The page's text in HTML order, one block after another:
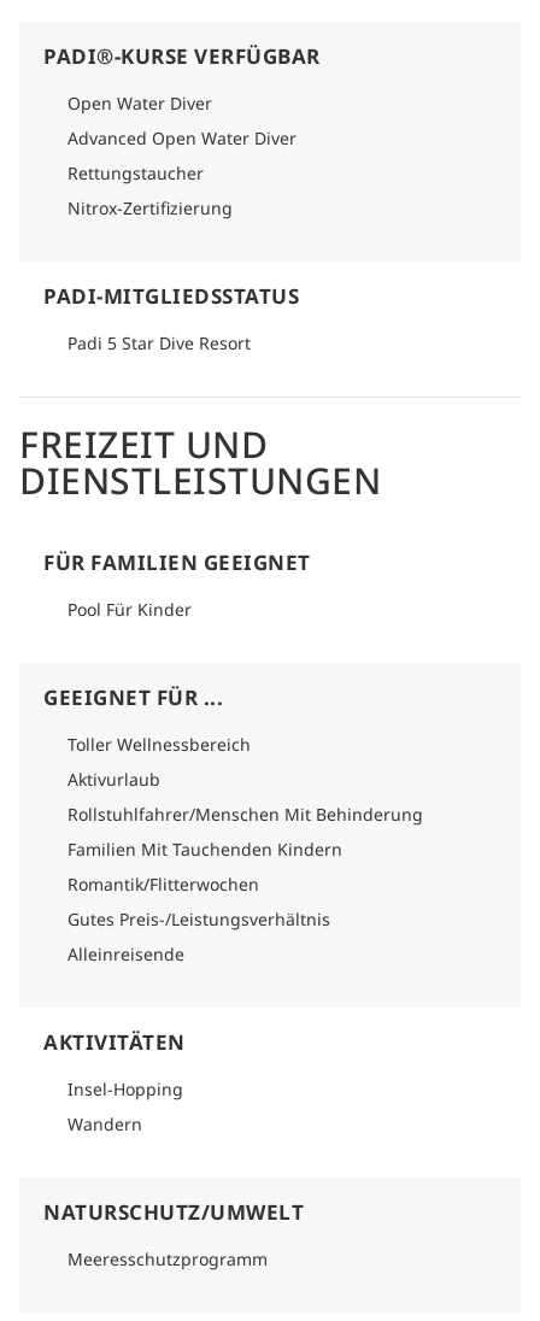
PADI®-KURSE VERFÜGBAR
Open Water Diver
Advanced Open Water Diver
Rettungstaucher
Nitrox-Zertifizierung
PADI-MITGLIEDSSTATUS
Padi 5 Star Dive Resort
FREIZEIT UND
DIENSTLEISTUNGEN
FÜR FAMILIEN GEEIGNET
Pool Für Kinder
GEEIGNET FÜR ...
Toller Wellnessbereich
Aktivurlaub
Rollstuhlfahrer/Menschen Mit Behinderung
Familien Mit Tauchenden Kindern
Romantik/Flitterwochen
Gutes Preis-/Leistungsverhältnis
Alleinreisende
AKTIVITÄTEN
Insel-Hopping
Wandern
NATURSCHUTZ/UMWELT
Meeresschutzprogramm